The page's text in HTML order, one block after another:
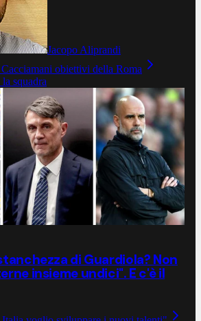
Jacopo Aliprandi
obiettivi della Roma
squadra
di Guardiola? Non
insieme undici". E c'è il